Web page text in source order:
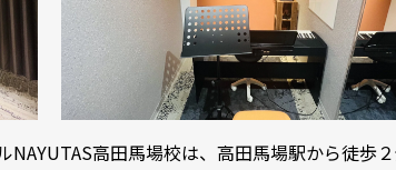
高田馬場校は、高田馬場駅から徒歩